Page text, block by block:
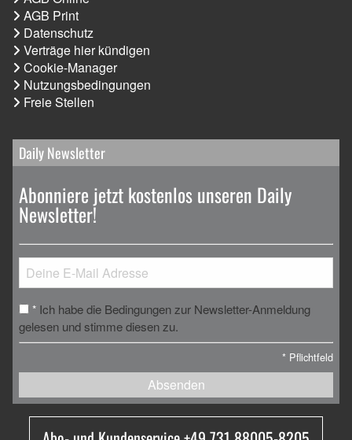
AGB Print
Datenschutz
Verträge hier kündigen
Cookie-Manager
Nutzungsbedingungen
Freie Stellen
Daily Newsletter
Abonniere jetzt kostenlos unseren Daily
Newsletter!
* Ich habe die Bedingungen zur Newsletter-Anmeldung
gelesen und stimme diesen zu.
* Pflichtfeld
Absenden